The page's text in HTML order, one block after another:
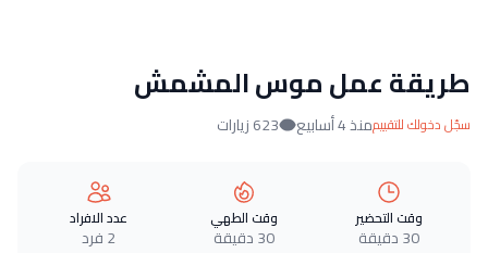
طريقة عمل موس المشمش
سجّل دخولك للتقييممنذ 4 أسابيع 623 زيارات
وقت التحضير
30 دقيقة
وقت الطهي
30 دقيقة
عدد الافراد
2 فرد